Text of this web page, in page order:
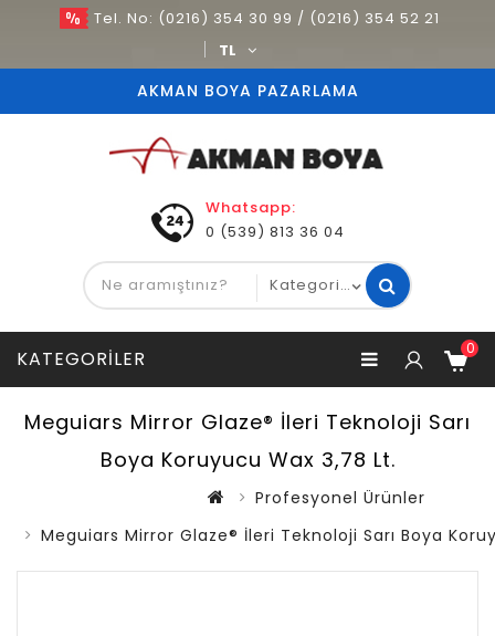
Tel. No: (0216) 354 30 99 / (0216) 354 52 21
TL
AKMAN BOYA PAZARLAMA
Whatsapp:
0 (539) 813 36 04
KATEGORILER 0
Meguiars Mirror Glaze® İleri Teknoloji Sarı
Boya Koruyucu Wax 3,78 Lt.
Profesyonel Ürünler
Meguiars Mirror Glaze® İleri Teknoloji Sarı Boya